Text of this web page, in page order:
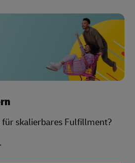
für skalierbares Fulfillment?